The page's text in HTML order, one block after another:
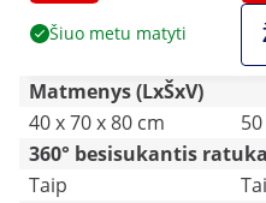
Šiuo metu matyti
-
Matmenys (LxŠxV)
40 x 70 x 80 cm
360° besisukantis
Taip